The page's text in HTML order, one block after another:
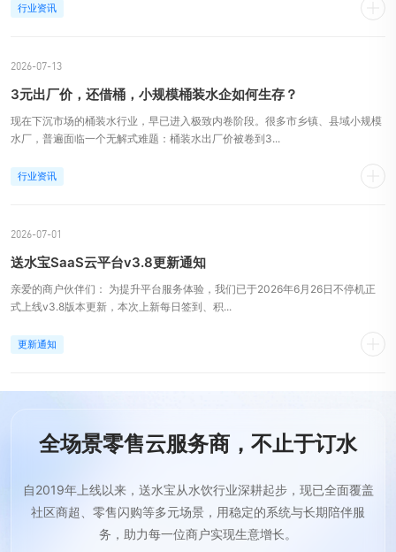
行业资讯
2026-07-13
3元出厂价，还借桶，小规模桶装水企如何生存？
现在下沉市场的桶装水行业，早已进入极致内卷阶段。很多市乡镇、县域小规模
水厂，普遍面临一个无解式难题：桶装水出厂价被卷到3...
行业资讯
2026-07-01
送水宝SaaS云平台v3.8更新通知
亲爱的商户伙伴们： 为提升平台服务体验，我们已于2026年6月26日不停机正
式上线v3.8版本更新，本次上新每日签到、积...
更新通知
全场景零售云服务商，不止于订水
自2019年上线以来，送水宝从水饮行业深耕起步，现已全面覆盖
社区商超、零售闪购等多元场景，用稳定的系统与长期陪伴服
务，助力每一位商户实现生意增长。